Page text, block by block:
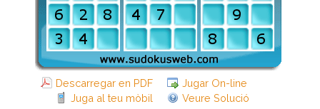
Descarregar en PDF
Jugar On-line
Juga al teu mòbil
Veure Solució